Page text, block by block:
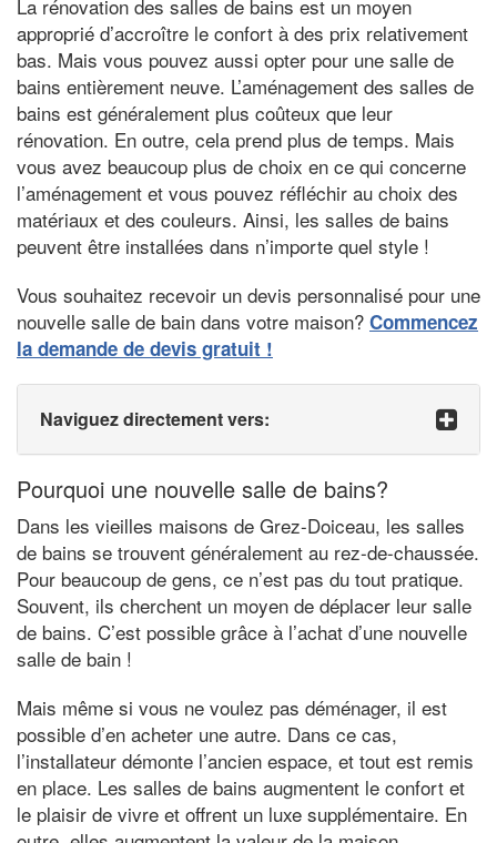
La rénovation des salles de bains est un moyen
approprié d’accroître le confort à des prix relativement
bas. Mais vous pouvez aussi opter pour une salle de
bains entièrement neuve. L’aménagement des salles de
bains est généralement plus coûteux que leur
rénovation. En outre, cela prend plus de temps. Mais
vous avez beaucoup plus de choix en ce qui concerne
l’aménagement et vous pouvez réfléchir au choix des
matériaux et des couleurs. Ainsi, les salles de bains
peuvent être installées dans n’importe quel style !
Vous souhaitez recevoir un devis personnalisé pour une
nouvelle salle de bain dans votre maison? Commencez
la demande de devis gratuit !
Naviguez directement vers:
Pourquoi une nouvelle salle de bains?
Dans les vieilles maisons de Grez-Doiceau, les salles
de bains se trouvent généralement au rez-de-chaussée.
Pour beaucoup de gens, ce n’est pas du tout pratique.
Souvent, ils cherchent un moyen de déplacer leur salle
de bains. C’est possible grâce à l’achat d’une nouvelle
salle de bain !
Mais même si vous ne voulez pas déménager, il est
possible d’en acheter une autre. Dans ce cas,
l’installateur démonte l’ancien espace, et tout est remis
en place. Les salles de bains augmentent le confort et
le plaisir de vivre et offrent un luxe supplémentaire. En